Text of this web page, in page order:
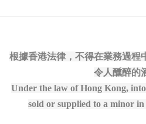
根據香港法律，不得在業務過程
令人醺醉的
Under the law of Hong Kong,
sold or supplied to a minor in